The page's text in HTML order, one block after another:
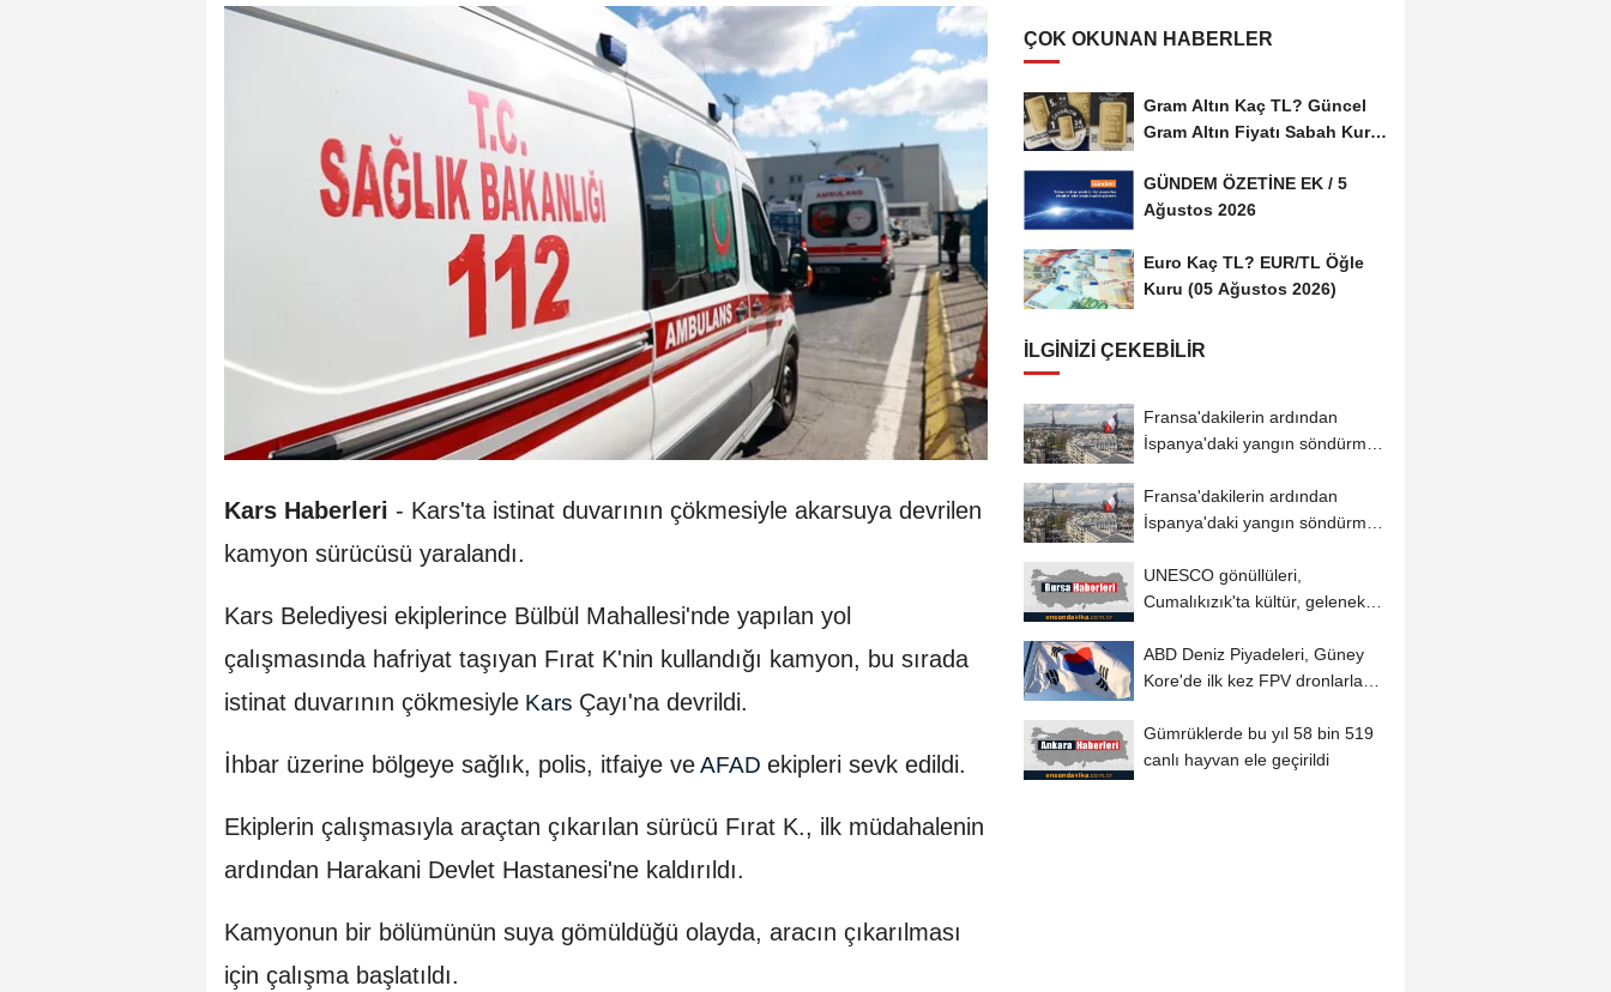
Kars Haberleri - Kars'ta istinat duvarının çökmesiyle akarsuya devrilen
kamyon sürücüsü yaralandı.
Kars Belediyesi ekiplerince Bülbül Mahallesi'nde yapılan yol
çalışmasında hafriyat taşıyan Fırat K'nin kullandığı kamyon, bu sırada
istinat duvarının çökmesiyle Kars Çayı'na devrildi.
İhbar üzerine bölgeye sağlık, polis, itfaiye veAFAD ekipleri sevk edildi.
Ekiplerin çalışmasıyla araçtan çıkarılan sürücü Fırat K., ilk müdahalenin
ardından Harakani Devlet Hastanesi'ne kaldırıldı.
Kamyonun bir bölümünün suya gömüldüğü olayda, aracın çıkarılması
için çalışma başlatıldı.
ÇOK OKUNAN HABERLER
Gram Altın Kaç TL? Güncel
Gram Altın Fiyatı Sabah Kuru
GÜNDEM ÖZETİNE EK / 5
Ağustos 2026
Euro Kaç TL? EUR/TL Öğle
Kuru (05 Ağustos 2026)
İLGINIZI ÇEKEBILIR
Fransa'dakilerin ardından
İspanya'daki yangın söndürme
Fransa'dakilerin ardından
İspanya'daki yangın söndürme
UNESCO gönüllüleri,
Cumalıkızık'ta kültür, gelenek
ABD Deniz Piyadeleri, Güney
Kore'de ilk kez FPV dronlarla
Gümrüklerde bu yıl 58 bin 519
canlı hayvan ele geçirildi